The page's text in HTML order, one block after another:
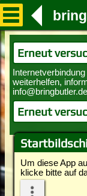
Um diese App
klicke bitte auf
Erneut
Erneut